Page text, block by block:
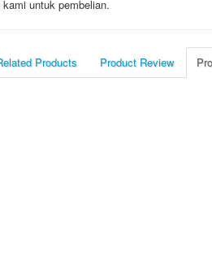
untuk pembelian.
Product Review
Products